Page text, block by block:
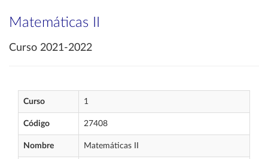
Matemáticas II
Curso 2021-2022
Curso 1
Código 27408
Nombre Matemáticas II